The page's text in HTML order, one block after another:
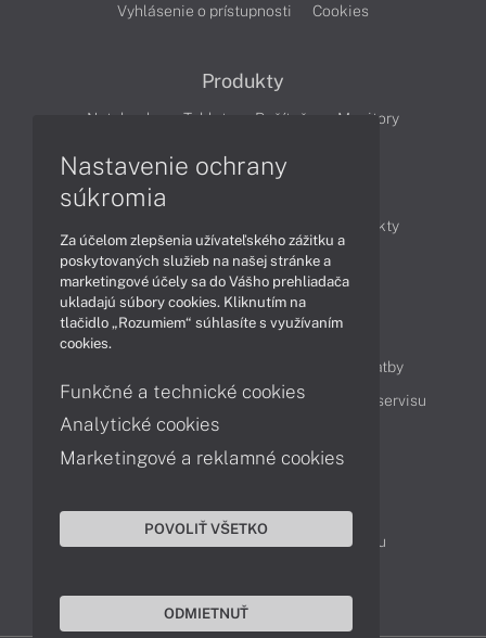
Vyhlásenie o prístupnosti
Cookies
Produkty
Notebooky Tablety Počítače Monitory
Produkty
Technológie
Videá
Obsah
Možnosti doručenia a platby
Podpora a servis
Servisné služby Cenník servisu
Kontakty
043 4224 771
Obchodné oddelenie
Reklamácia tovaru
Nastavenie ochrany
súkromia
Za účelom zlepšenia užívateľského zážitku a
poskytovaných služieb na našej stránke a
marketingové účely sa do Vášho prehliadača
ukladajú súbory cookies. Kliknutím na
tlačidlo „Rozumiem“ súhlasíte s využívaním
cookies.
Funkčné a technické cookies
Analytické cookies
Marketingové a reklamné cookies
POVOLIŤ VŠETKO
ODMIETNUŤ